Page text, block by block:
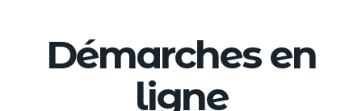
Démarches en
ligne